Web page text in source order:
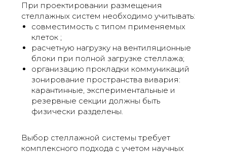
При проектировании размещения
стеллажных систем необходимо учитывать:
совместимость с типом применяемых
клеток ;
расчетную нагрузку на вентиляционные
блоки при полной загрузке стеллажа;
организацию прокладки коммуникаций
зонирование пространства вивария:
карантинные, экспериментальные и
резервные секции должны быть
физически разделены.
Выбор стеллажной системы требует
комплексного подхода с учетом научных